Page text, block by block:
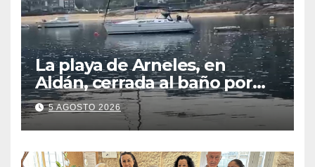
La playa de Arneles, en
Aldán, cerrada al baño por
contaminación del agua tras
detectarse restos fecales
5 AGOSTO 2026